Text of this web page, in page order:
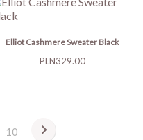
Elliot Cashmere Sweater Black
Price
PLN329.00
10 